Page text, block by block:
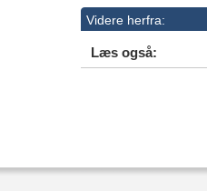
Videre herfra:
Læs også: